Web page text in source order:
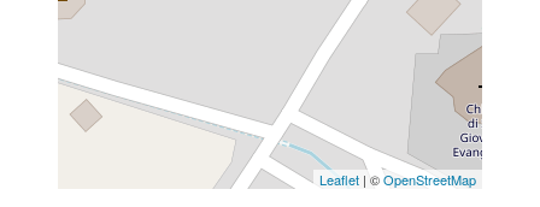
Leaflet | ©OpenStreetMap